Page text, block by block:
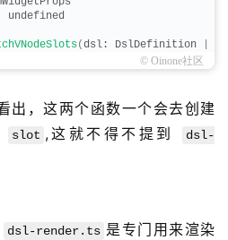
undefined
(dsl: DslDefinition
© Oinone社区
slot ,这就不得不提到
dsl-
dsl-render.ts 是专门用来渲染